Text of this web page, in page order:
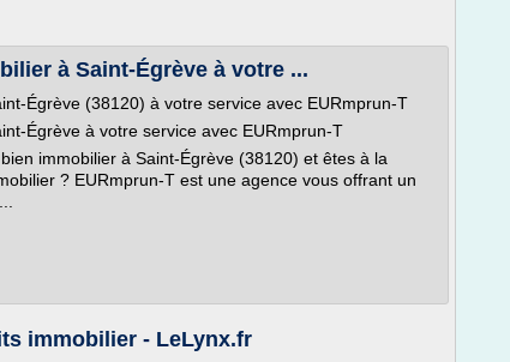
à Saint-Égrève à votre ...
Égrève (38120) à votre service avec EURmprun-T
Égrève à votre service avec EURmprun-T
immobilier à Saint-Égrève (38120) et êtes à la
? EURmprun-T est une agence vous offrant un
immobilier - LeLynx.fr